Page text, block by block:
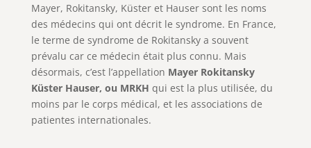
Mayer, Rokitansky, Küster et Hauser sont les noms
des médecins qui ont décrit le syndrome. En France,
le terme de syndrome de Rokitansky a souvent
prévalu car ce médecin était plus connu. Mais
désormais, c’est l’appellation Mayer Rokitansky
Küster Hauser, ou MRKH qui est la plus utilisée, du
moins par le corps médical, et les associations de
patientes internationales.